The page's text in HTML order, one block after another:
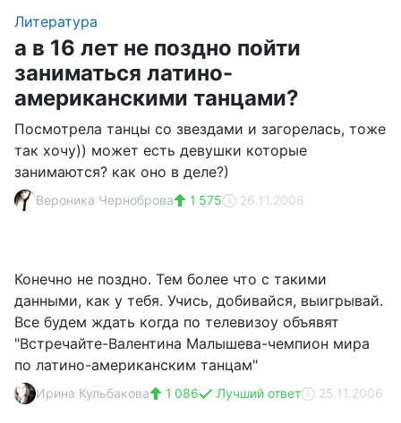
Литература
а в 16 лет не поздно пойти
заниматься латино-
американскими танцами?
Посмотрела танцы со звездами и загорелась, тоже
так хочу)) может есть девушки которые
занимаются? как оно в деле?)
Вероника Черноброва 1 575 26.11.2006
Конечно не поздно. Тем более что с такими
данными, как у тебя. Учись, добивайся, выигрывай.
Все будем ждать когда по телевизоу объявят
"Встречайте-Валентина Малышева-чемпион мира
по латино-американским танцам"
Ирина Кульбакова 1 086 Лучший ответ 25.11.2006